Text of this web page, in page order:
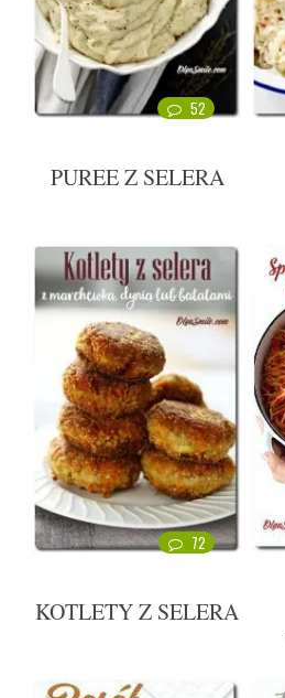
52
PUREE Z SELERA
72
KOTLETY Z SELERA